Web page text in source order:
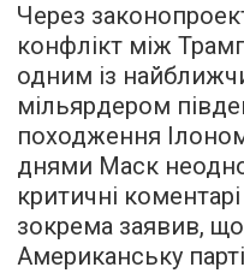
Через
конфлікт між
одним із
мільярдером
походження
днями Маск
критичні
зокрема заявив,
Американську